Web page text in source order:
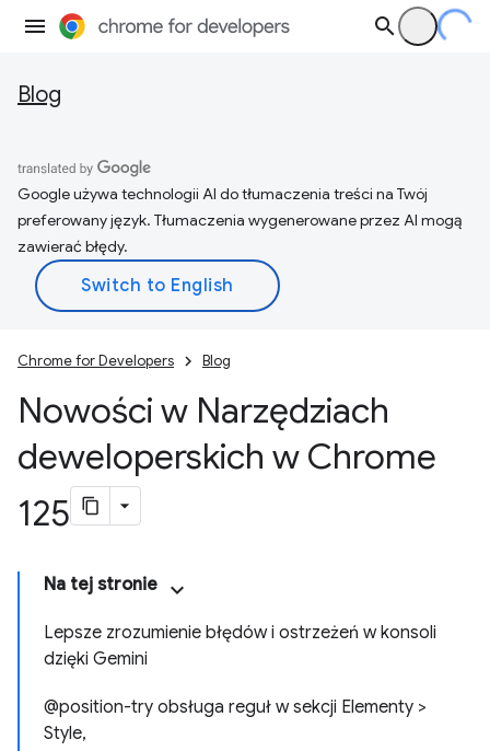
Blog
Google używa technologii AI do tłumaczenia treści na Twój
preferowany język. Tłumaczenia wygenerowane przez AI mogą
zawierać błędy.
Chrome for Developers Blog
Nowości w Narzędziach
deweloperskich w Chrome
125
Na tej stronie
Lepsze zrozumienie błędów i ostrzeżeń w konsoli
dzięki Gemini
@position-try obsługa reguł w sekcji Elementy >
Style,